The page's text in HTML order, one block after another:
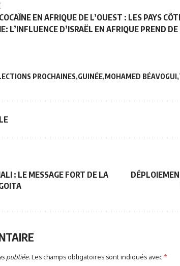
EN AFRIQUE DE L’OUEST : LES PAYS
L’INFLUENCE D’ISRAËL EN AFRIQUE PREND
PROCHAINES GUINÉE MOHAMED BÉAVOGUI
: LE MESSAGE FORT DE LA
publiée.Les champs obligatoires sont indiqués avec*